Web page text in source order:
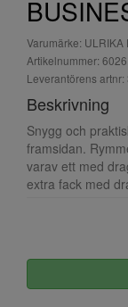
Varumärke: ULRIKA
Artikelnummer:
Leverantörens artnr:
Beskrivning
Snygg och
framsidan.
varav ett med
extra fack med